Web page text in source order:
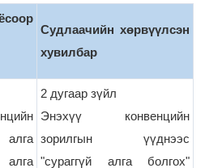
Судлаачийн хөрвүүлсэн
хувилбар
алга
алга
2 дугаар зүйл
Энэхүү конвенцийн
зорилгын үүднээс
"сураггүй алга болгох"